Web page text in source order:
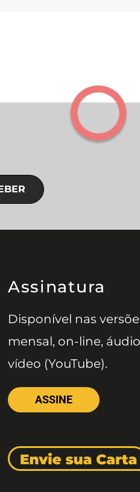
Assinatura
Disponível nas
mensal, on-line,
vídeo (YouTube).
ASSINE